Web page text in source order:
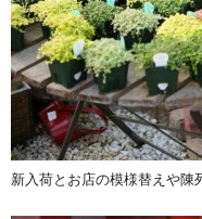
新入荷とお店の模様替えや陳